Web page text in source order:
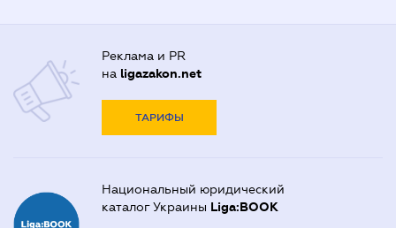
Реклама и PR
на ligazakon.net
ТАРИФЫ
Национальный юридический
каталог Украины Liga:BOOK